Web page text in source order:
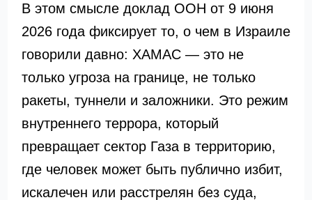
В этом смысле доклад ООН от 9 июня
2026 года фиксирует то, о чем в Израиле
говорили давно: ХАМАС — это не
только угроза на границе, не только
ракеты, туннели и заложники. Это режим
внутреннего террора, который
превращает сектор Газа в территорию,
где человек может быть публично избит,
искалечен или расстрелян без суда,